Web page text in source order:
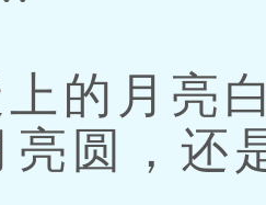
的月亮
亮圆，还